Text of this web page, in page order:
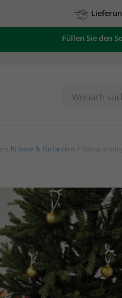
Füllen Sie den
Kränze & Girlanden >